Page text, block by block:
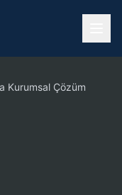
Kurumsal Çözüm